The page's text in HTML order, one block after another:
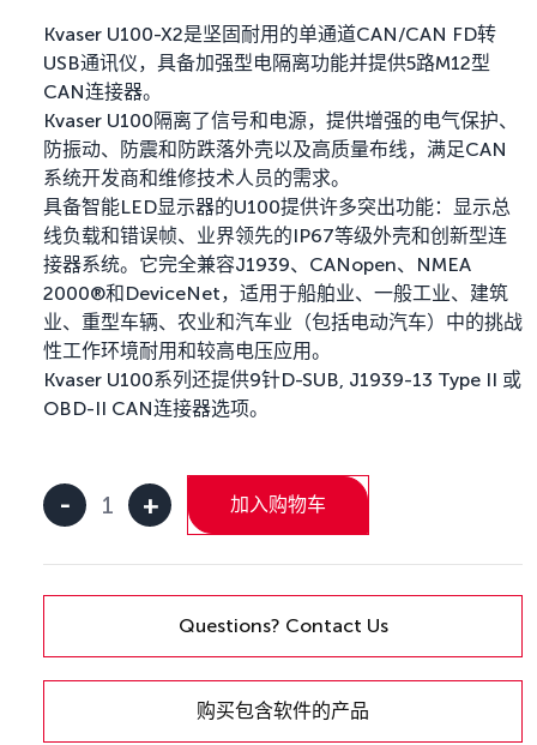
Kvaser U100-X2是坚固耐用的单通道CAN/CAN FD转
USB通讯仪，具备加强型电隔离功能并提供5路M12型
CAN连接器。
Kvaser U100隔离了信号和电源，提供增强的电气保护、
防振动、防震和防跌落外壳以及高质量布线，满足CAN
系统开发商和维修技术人员的需求。
具备智能LED显示器的U100提供许多突出功能：显示总
线负载和错误帧、业界领先的IP67等级外壳和创新型连
接器系统。它完全兼容J1939、CANopen、NMEA
2000®和DeviceNet，适用于船舶业、一般工业、建筑
业、重型车辆、农业和汽车业（包括电动汽车）中的挑战
性工作环境耐用和较高电压应用。
Kvaser U100系列还提供9针D-SUB, J1939-13 Type II 或
OBD-II CAN连接器选项。
-
Kvaser
X2
+ 加入购物车
Questions? Contact Us
购买包含软件的产品